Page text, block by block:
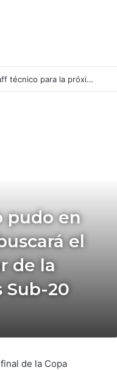
Tigres de Aragua definió a su staff técnico para la próxima campaña de la LVBP
pudo en
el
de la
Sub-20
de la Copa